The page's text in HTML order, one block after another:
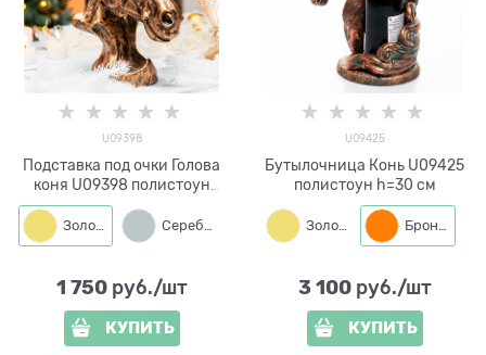
U09398
Подставка под очки Голова
коня U09398 полистоун
h=25 см
Золото Серебро Бронза
1 750 руб./шт
КУПИТЬ
U09425
Бутылочница Конь U09425
полистоун h=30 см
Золото Бронза
3 100 руб./шт
КУПИТЬ